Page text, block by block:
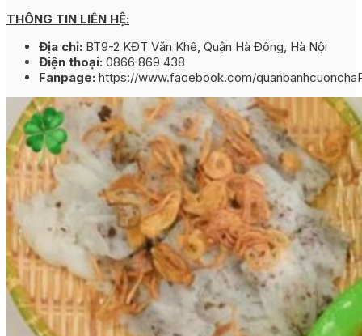
THÔNG TIN LIÊN HỆ:
Địa chỉ: BT9-2 KĐT Văn Khê, Quận Hà Đông, Hà Nội
Điện thoại: 0866 869 438
Fanpage: https://www.facebook.com/